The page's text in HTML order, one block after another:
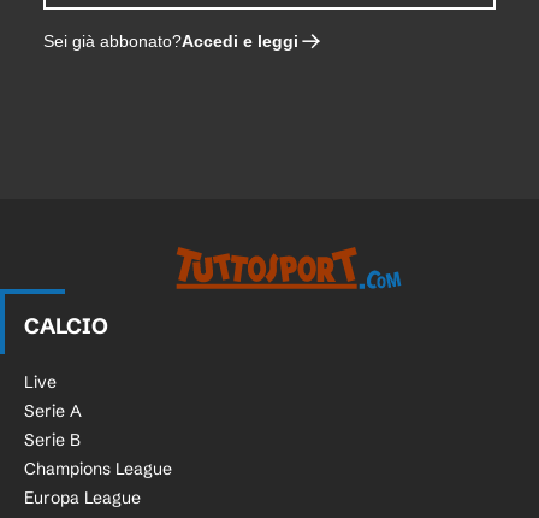
Sei già abbonato?Accedi e leggi
CALCIO
Live
Serie A
Serie B
Champions League
Europa League